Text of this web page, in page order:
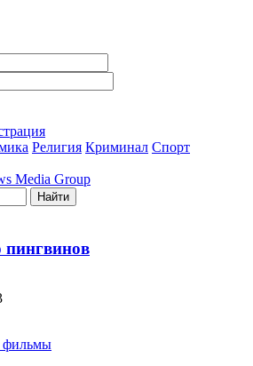
Религия Криминал Спорт
Media Group
Найти
пингвинов
фильмы